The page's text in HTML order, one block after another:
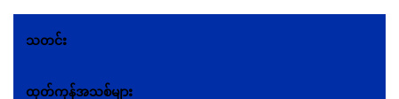
သတင်း
ထုတ်ကုန်အသစ်များ